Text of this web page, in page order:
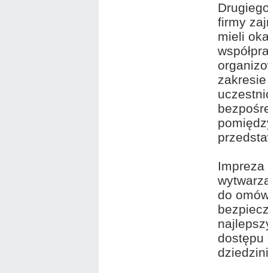
firmy
mieli
Impreza
do
dostępu